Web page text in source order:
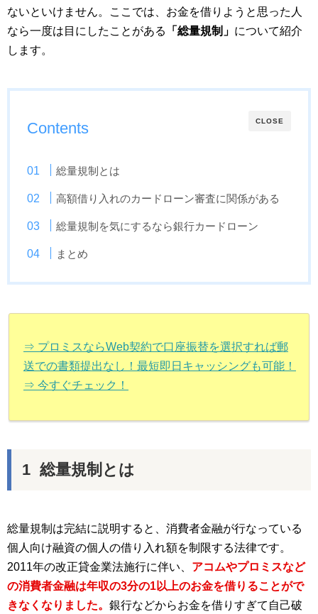
ないといけません。ここでは、お金を借りようと思った人
なら一度は目にしたことがある
「総量規制」 について紹介
します。
CLOSE
Contents
総量規制とは
高額借り入れのカードローン審査に関係がある
総量規制を気にするなら銀行カードローン
まとめ
⇒ プロミスならWeb契約で口座振替を選択すれば郵
送での書類提出なし！最短即日キャッシングも可能！
⇒ 今すぐチェック！
総量規制とは
総量規制は完結に説明すると、消費者金融が行なっている
個人向け融資の個人の借り入れ額を制限する法律です。
2011年の改正貸金業法施行に伴い、 アコムやプロミスなど
の消費者金融は年収の3分の1以上のお金を借りることがで
きなくなりました。 銀行などからお金を借りすぎて自己破